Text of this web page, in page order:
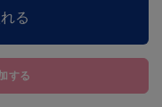
る
する